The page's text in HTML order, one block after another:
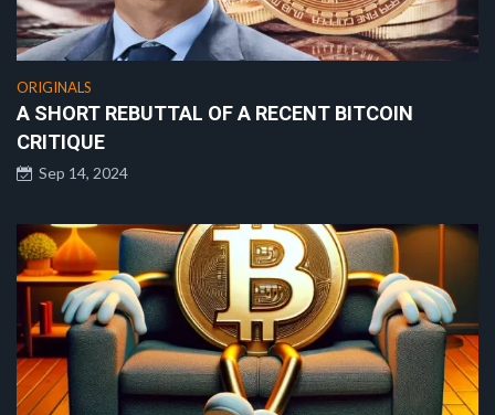
ORIGINALS
A SHORT REBUTTAL OF A RECENT BITCOIN
CRITIQUE
Sep 14, 2024